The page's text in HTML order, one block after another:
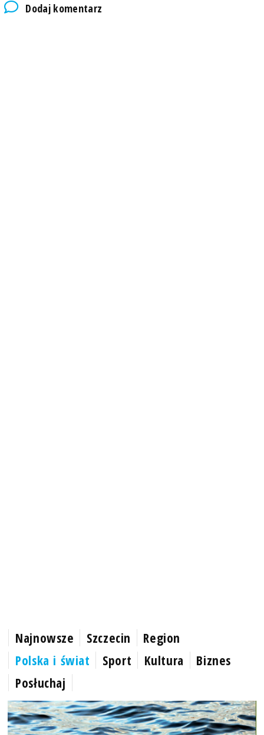
Dodaj komentarz
Najnowsze Szczecin
Region
Polska i świat
Sport Kultura
Biznes
Posłuchaj